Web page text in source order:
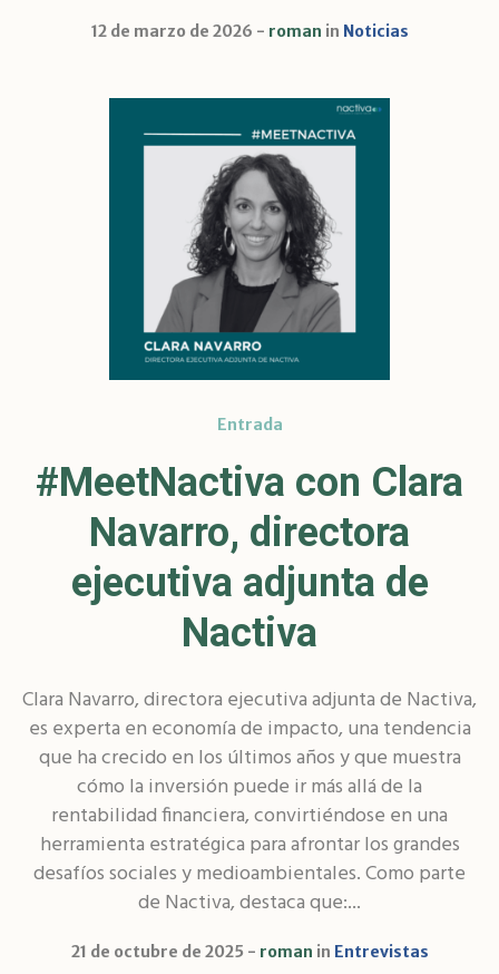
12 de marzo de 2026 roman in Noticias
Entrada
#MeetNactiva con Clara
Navarro, directora
ejecutiva adjunta de
Nactiva
Clara Navarro, directora ejecutiva adjunta de Nactiva,
es experta en economía de impacto, una tendencia
que ha crecido en los últimos años y que muestra
cómo la inversión puede ir más allá de la
rentabilidad financiera, convirtiéndose en una
herramienta estratégica para afrontar los grandes
desafíos sociales y medioambientales. Como parte
de Nactiva, destaca que:...
21 de octubre de 2025 roman in Entrevistas